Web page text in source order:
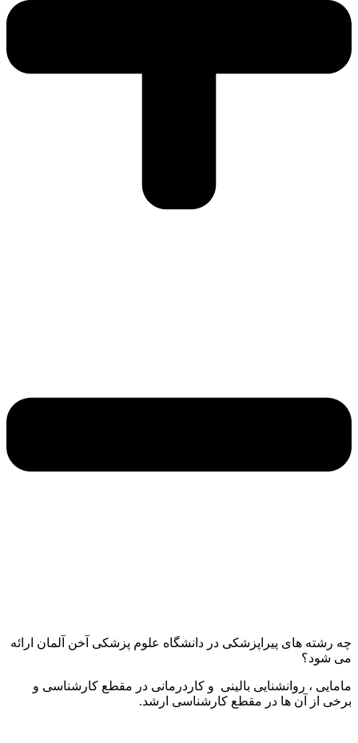
چه رشته های پیراپزشکی در دانشگاه علوم پزشکی آخن آلمان ارائه
می شود؟
مامایی ، روانشنایی بالینی و کاردرمانی در مقطع کارشناسی و
برخی از آن ها در مقطع کارشناسی ارشد.